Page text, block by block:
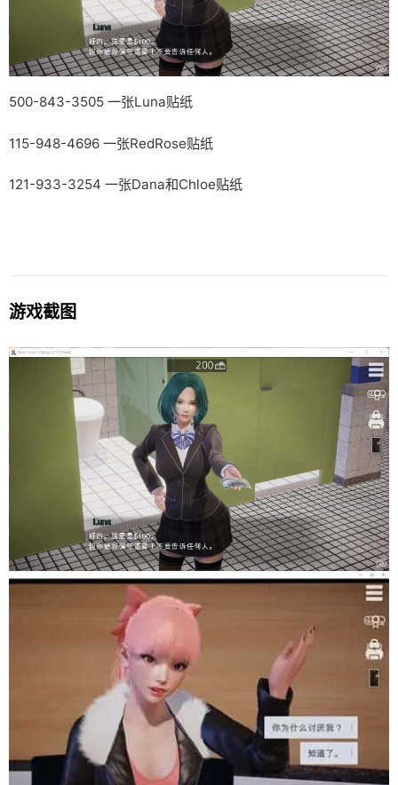
500-843-3505 一张Luna贴纸
115-948-4696 一张RedRose贴纸
121-933-3254 一张Dana和Chloe贴纸
游戏截图